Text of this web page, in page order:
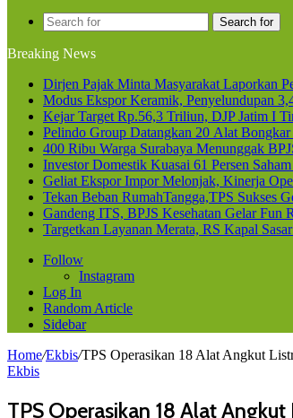
Search for
Breaking News
Dirjen Pajak Minta Masyarakat Laporkan
Modus Ekspor Keramik, Penyelundupan
Kejar Target Rp.56,3 Triliun, DJP Jatim I
Pelindo Group Datangkan 20 Alat
400 Ribu Warga Surabaya Menunggak
Investor Domestik Kuasai 61 Persen
Geliat Ekspor Impor Melonjak, Kinerja
Tekan Beban RumahTangga,TPS Sukses
Gandeng ITS, BPJS Kesehatan Gelar Fun
Targetkan Layanan Merata, RS Kapal
Follow
Instagram
Log In
Random Article
Sidebar
Home/Ekbis/TPS Operasikan 18 Alat Angkut
Ekbis
TPS Operasikan 18 Alat